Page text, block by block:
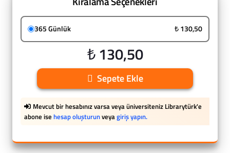
365 Günlük ₺ 130,50
₺ 130,50
Sepete Ekle
Mevcut bir hesabınız varsa veya üniversiteniz Librarytürk'e
abone ise hesap oluşturunveyagiriş yapın.